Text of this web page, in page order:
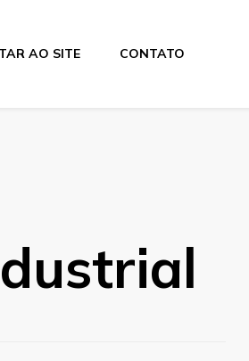
AO SITE CONTATO